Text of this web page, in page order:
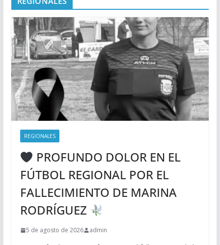
REGIONALES
PROFUNDO DOLOR EN EL
FÚTBOL REGIONAL POR EL
FALLECIMIENTO DE MARINA
RODRÍGUEZ
5 de agosto de 2026 admin